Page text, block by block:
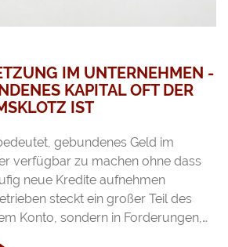
IM UNTERNEHMEN -
KAPITAL OFT DER
IST
gebundenes Geld im
verfügbar zu machen ohne dass
neue Kredite aufnehmen
steckt ein großer Teil des
Konto, sondern in Forderungen,…